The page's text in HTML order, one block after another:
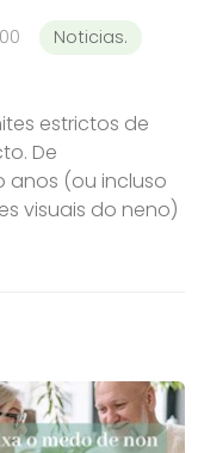
Noticias.
estrictos de
De
anos (ou incluso
visuais do neno)